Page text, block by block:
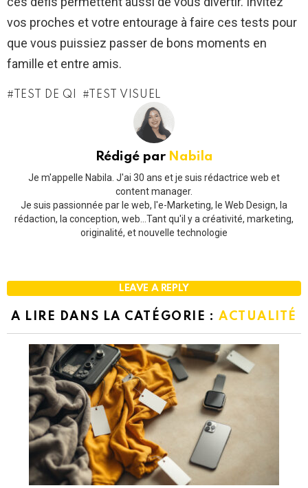
vos proches et votre entourage à faire ces tests pour
que vous puissiez passer de bons moments en
famille et entre amis.
TEST DE QI TEST VISUEL
Rédigé par Nabila
Je m'appelle Nabila. J'ai 30 ans et je suis rédactrice web et
content manager.
Je suis passionnée par le web, l'e-Marketing, le Web Design, la
rédaction, la conception, web...Tant qu'il y a créativité, marketing,
originalité, et nouvelle technologie
LEAVE A REPLY
A LIRE DANS LA CATÉGORIE : ACTUALITÉ